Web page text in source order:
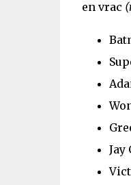
en vrac
Jay